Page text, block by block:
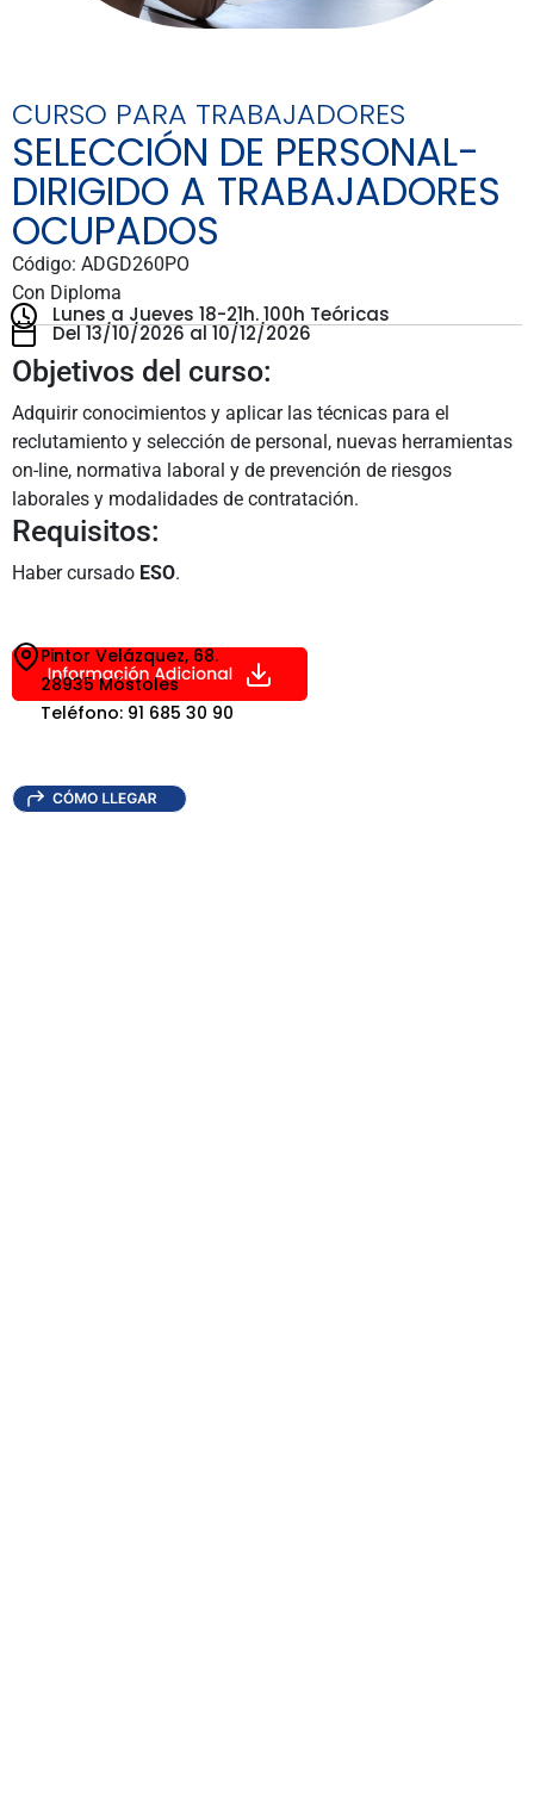
CURSO PARA TRABAJADORES
SELECCIÓN DE PERSONAL-
DIRIGIDO A TRABAJADORES
OCUPADOS
Código: ADGD260PO
Con Diploma
Del 13/10/2026 al 10/12/2026
Lunes a Jueves 18-21h.100h Teóricas
Objetivos del curso:
Adquirir conocimientos y aplicar las técnicas para el
reclutamiento y selección de personal, nuevas herramientas
on-line, normativa laboral y de prevención de riesgos
laborales y modalidades de contratación.
Requisitos:
Haber cursado ESO.
Pintor Velázquez, 68.
28935 Móstoles
Teléfono: 91 685 30 90